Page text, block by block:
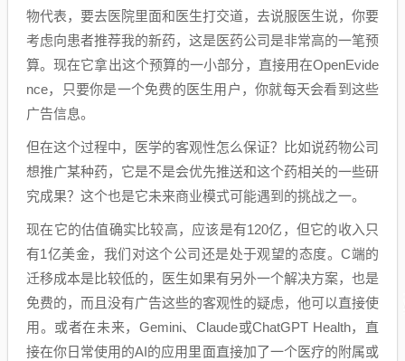
物代表，要去医院里面和医生打交道，去说服医生说，你要
考虑向患者推荐我的新药，这是医药公司是非常高的一笔预
算。现在它拿出这个预算的一小部分，直接用在OpenEvide
nce，只要你是一个免费的医生用户，你就每天会看到这些
广告信息。
但在这个过程中，医学的客观性怎么保证？比如说药物公司
想推广某种药，它是不是会优先推送和这个药相关的一些研
究成果？这个也是它未来商业模式可能遇到的挑战之一。
现在它的估值确实比较高，应该是有120亿，但它的收入只
有1亿美金，我们对这个公司还是处于观望的态度。C端的
迁移成本是比较低的，医生如果有另外一个解决方案，也是
免费的，而且没有广告这些的客观性的疑虑，他可以直接使
用。或者在未来，Gemini、Claude或ChatGPT Health，直
接在你日常使用的AI的应用里面直接加了一个医疗的附属或